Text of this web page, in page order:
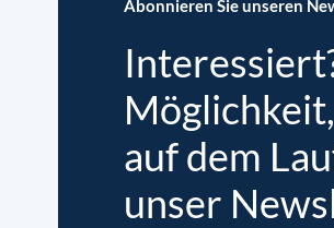
Abonnieren Sie unseren
auf dem
unser